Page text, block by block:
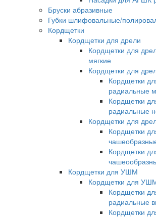
Бруски абразивные
Губки шлифовальные/
Кордщетки
Кордщетки для дрели
Кордщетки для
мягкие
Кордщетки для
Кордщетки
радиальные
Кордщетки
радиальные
Кордщетки для
Кордщетки
Кордщетки
Кордщетки для УШМ
Кордщетки для
Кордщетки
радиальные
Кордщетки